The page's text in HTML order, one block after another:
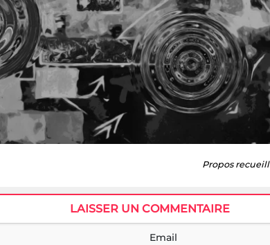
Propos
LAISSER UN COMMENTAIRE
Email